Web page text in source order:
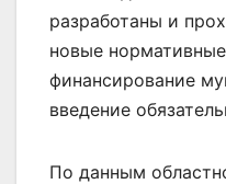
разработаны и
новые
финансирование
введение
По данным